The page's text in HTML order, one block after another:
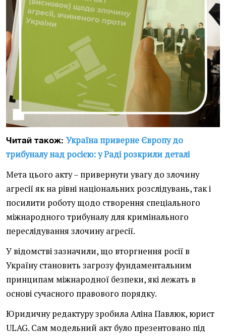
Читай також: Україна приверне Європу до
трибуналу над росією: у Раді розкрили деталі
Мета цього акту – привернути увагу до злочину
агресії як на рівні національних розслідувань, так і
посилити роботу щодо створення спеціального
міжнародного трибуналу для кримінального
переслідування злочину агресії.
У відомстві зазначили, що вторгнення росії в
Україну становить загрозу фундаментальним
принципам міжнародної безпеки, які лежать в
основі сучасного правового порядку.
Юридичну редактуру зробила Аліна Павлюк, юрист
ULAG. Сам модельний акт було презентовано під